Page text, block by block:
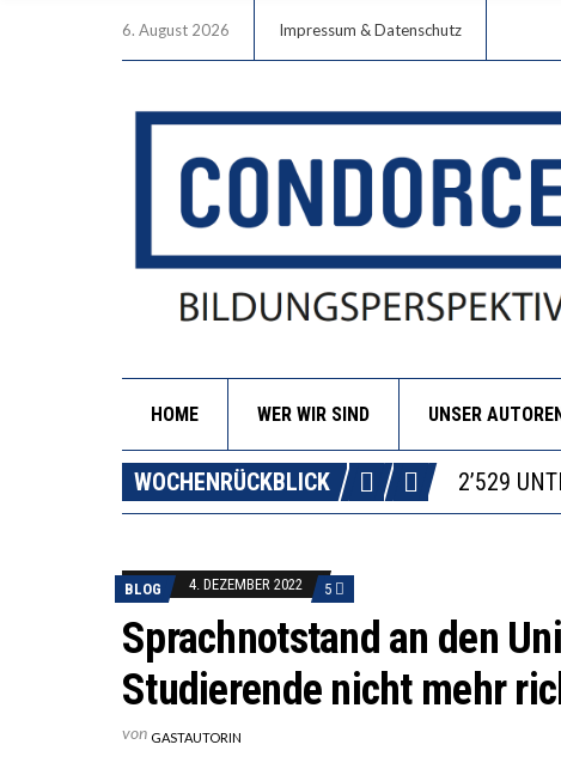
6. August 2026 Impressum & Datenschutz
HOME WER WIR SIND UNSER
WOCHENRÜCKBLICK
DIE
ICH WILL
DIE
BLOG 4. DEZEMBER 2022 5
Sprachnotstand an den
Studierende nicht mehr
von GASTAUTORIN